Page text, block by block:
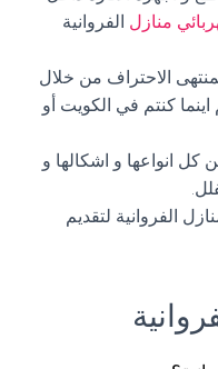
منازل الفروانية
الاحتراف من خلال
يصلكم اينما كنتم في الكويت أو
انواعها و اشكالها و
الفروانية لتقديم